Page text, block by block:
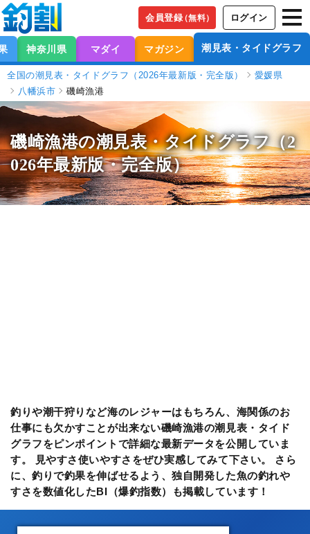
会員登録（無料） ログイン
神奈川県 マダイ マガジン 潮見表・タイドグラフ
全国の潮見表・タイドグラフ（2026年最新版・完全版）
愛媛県
八幡浜市
磯崎漁港
磯崎漁港の潮見表・タイドグラフ（2
026年最新版・完全版）
釣りや潮干狩りなど海のレジャーはもちろん、海関係のお
仕事にも欠かすことが出来ない磯崎漁港の潮見表・タイド
グラフをピンポイントで詳細な最新データを公開していま
す。 見やすさ使いやすさをぜひ実感してみて下さい。 さら
に、釣りで釣果を伸ばせるよう、独自開発した魚の釣れや
すさを数値化したBI（爆釣指数）も掲載しています！